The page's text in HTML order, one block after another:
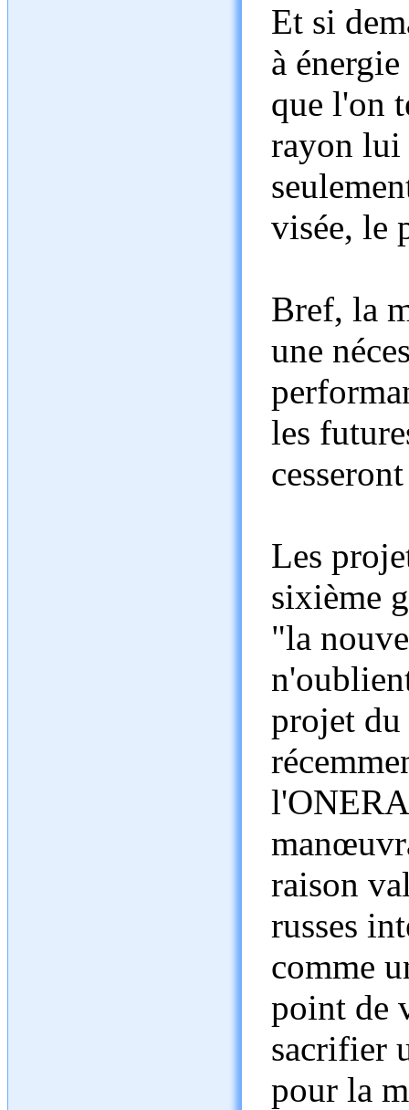
Et si
à
que l'on
rayon lui
visée, le
Bref, la
une
les
Les
sixième
"la
projet
raison
russes
comme
point de
sacrifier
pour la